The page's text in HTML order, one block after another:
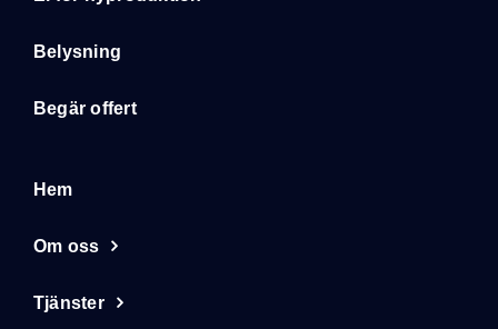
Belysning
Begär offert
Hem
Om oss
Tjänster